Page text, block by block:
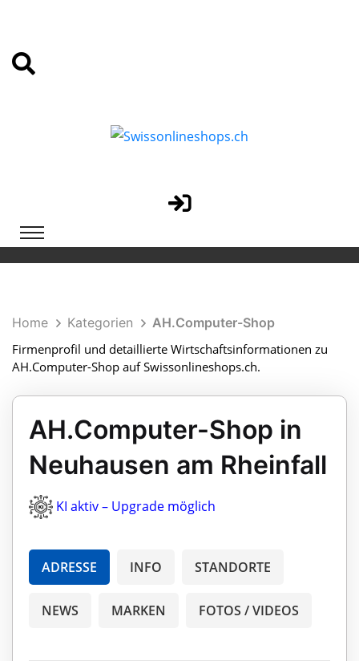
Home Kategorien
AH.Computer-Shop
Firmenprofil und detaillierte Wirtschaftsinformationen zu
AH.Computer-Shop auf Swissonlineshops.ch.
AH.Computer-Shop in
Neuhausen am Rheinfall
KI aktiv – Upgrade möglich
ADRESSE INFO STANDORTE
NEWS MARKEN FOTOS / VIDEOS